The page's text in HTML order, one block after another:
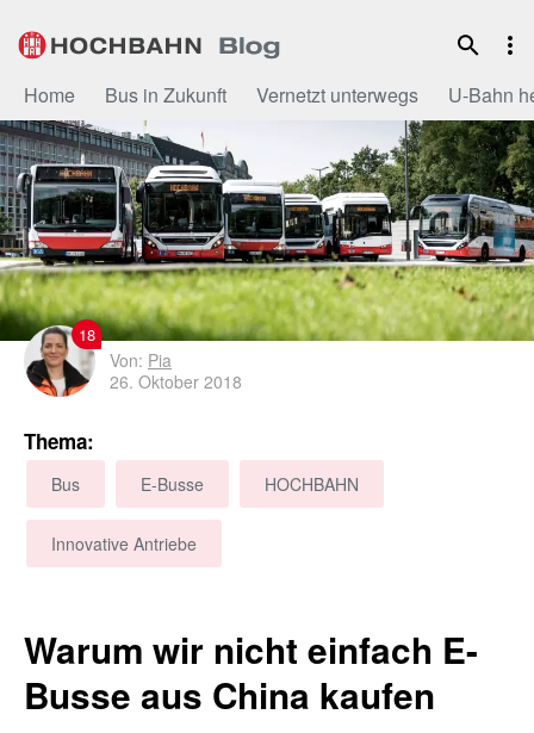
Inhalt
Home Bus in Zukunft Vernetzt unterwegs U-Bahn
18
Von: Pia
26. Oktober 2018
Thema:
Bus E-Busse HOCHBAHN
Innovative Antriebe
Warum wir nicht einfach E-
Busse aus China kaufen